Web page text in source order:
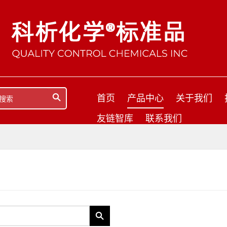
首页 产品中心 关于我们
友链智库
联系我们